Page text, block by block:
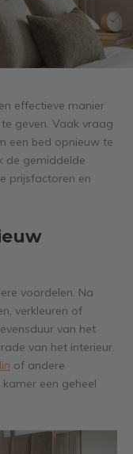
effectieve manier
geven. Vaak vraag
een bed opnieuw te
de gemiddelde
prijsfactoren en
voordelen. Na
verkleuren of
van het
van het interieur.
of andere
een geheel